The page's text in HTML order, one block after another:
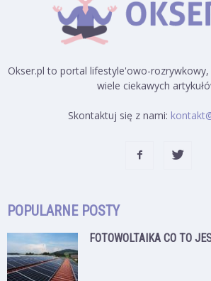
Okser.pl to portal lifestyle'owo-
wiele ciekawych
Skontaktuj się z nami:
POPULARNE POSTY
FOTOWOLTAIKA CO TO